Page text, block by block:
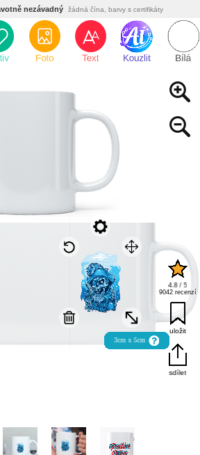
nezávadný žádná čína, barvy s certifikáty
vlastní vývoj, nejnovější technologie
dodání expedujeme do 24h
pro firmy velké množstevní slevy